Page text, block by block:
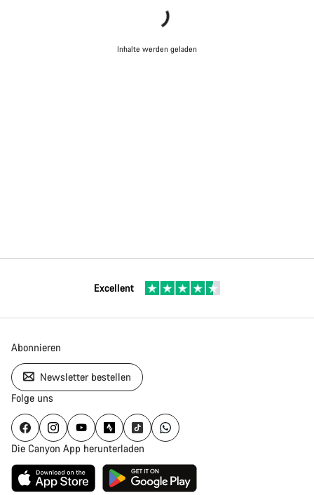
Inhalte werden geladen
Excellent
Abonnieren
Newsletter bestellen
Folge uns
Die Canyon App herunterladen